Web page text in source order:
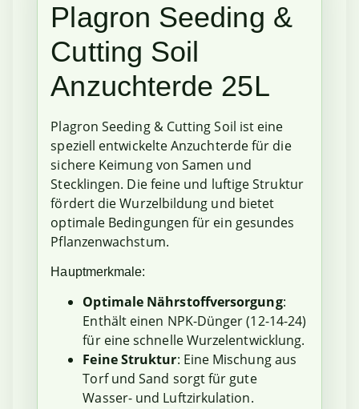
Plagron Seeding &
Cutting Soil
Anzuchterde 25L
Plagron Seeding & Cutting Soil ist eine
speziell entwickelte Anzuchterde für die
sichere Keimung von Samen und
Stecklingen. Die feine und luftige Struktur
fördert die Wurzelbildung und bietet
optimale Bedingungen für ein gesundes
Pflanzenwachstum.
Hauptmerkmale:
Optimale Nährstoffversorgung:
Enthält einen NPK-Dünger (12-14-24)
für eine schnelle Wurzelentwicklung.
Feine Struktur: Eine Mischung aus
Torf und Sand sorgt für gute
Wasser- und Luftzirkulation.